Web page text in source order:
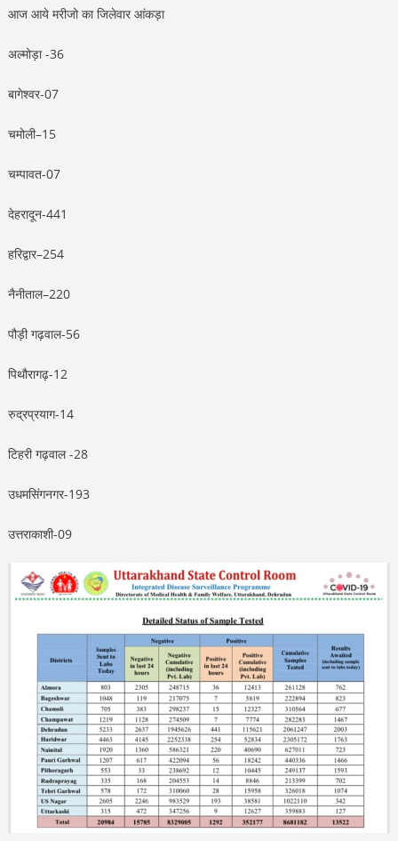
आज आये मरीजो का जिलेवार आंकड़ा
अल्मोड़ा -36
बागेश्वर-07
चमोली–15
चम्पावत-07
देहरादून-441
हरिद्वार–254
नैनीताल–220
पौड़ी गढ़वाल-56
पिथौरागढ़-12
रुद्रप्रयाग-14
टिहरी गढ़वाल -28
उधमसिंगनगर-193
उत्तराकाशी-09